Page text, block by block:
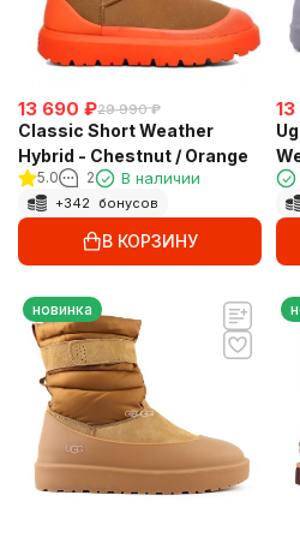
13 690 ₽29 990 ₽
Classic Short Weather
Hybrid - Chestnut / Orange
5.0 2 В наличии
+342 бонусов
В КОРЗИНУ
13
новинка